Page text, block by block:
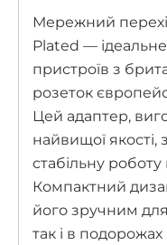
Мережний
Plated —
пристроїв з
розеток
Цей адаптер,
найвищої якості,
стабільну
Компактний
його зручним
так і в